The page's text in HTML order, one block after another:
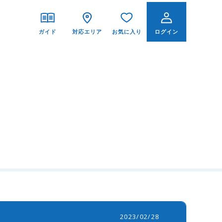
ガイド 対応エリア お気に入り ログイン
2023/02/28